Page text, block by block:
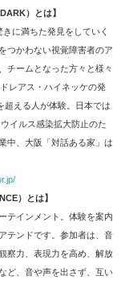
）とは】
に満ちた発見をしていく
つかわない視覚障害者のア
チームとなった方々と様々
レアス・ハイネッケの発
超える人が体験。日本では
イルス感染拡大防止のた
中、大阪「対話ある家」は
）とは】
テインメント。体験を案内
テンドです。参加者は、音
察力、表現力を高め、解放
ど、音や声を出さず、互い